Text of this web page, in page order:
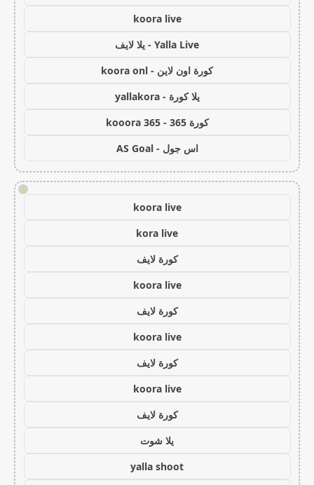
koora live
Yalla Live - يلا لايف
كورة اون لاين - koora onl
يلا كورة - yallakora
كورة 365 - kooora 365
اس جول - AS Goal
!
koora live
kora live
كورة لايف
koora live
كورة لايف
koora live
كورة لايف
koora live
كورة لايف
يلا شوت
yalla shoot